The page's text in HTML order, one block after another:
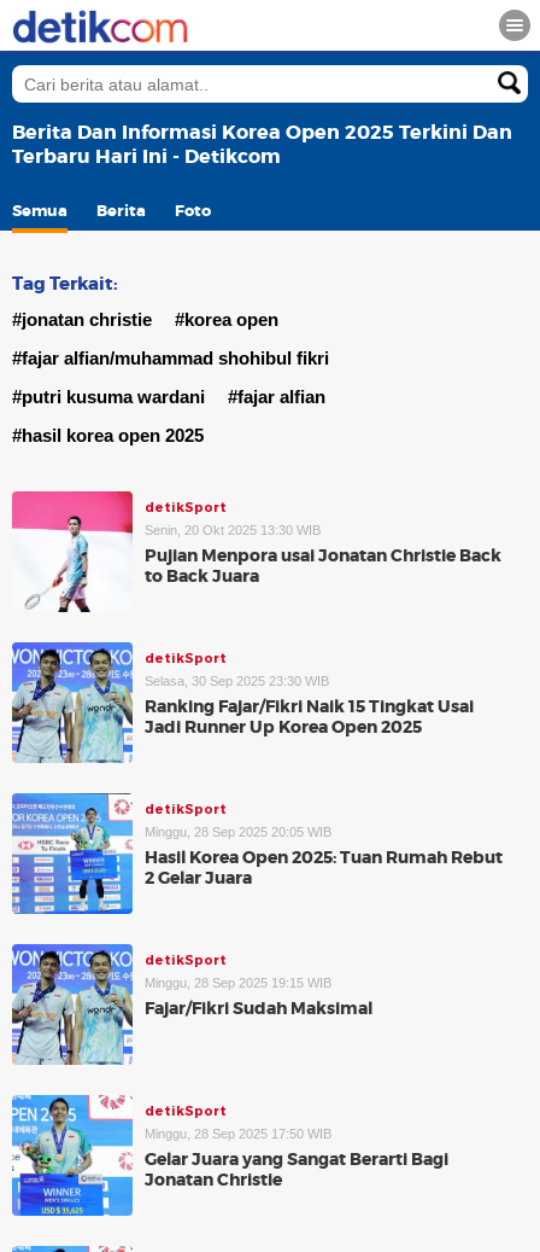
Berita Dan Informasi Korea Open 2025 Terkini Dan
Terbaru Hari Ini - Detikcom
Semua Berita Foto
Tag Terkait:
#jonatan christie
#korea open
#fajar alfian/muhammad shohibul fikri
#putri kusuma wardani
#fajar alfian
#hasil korea open 2025
detikSport
Senin, 20 Okt 2025 13:30 WIB
Pujian Menpora usai Jonatan Christie Back
to Back Juara
detikSport
Selasa, 30 Sep 2025 23:30 WIB
Ranking Fajar/Fikri Naik 15 Tingkat Usai
Jadi Runner Up Korea Open 2025
detikSport
Minggu, 28 Sep 2025 20:05 WIB
Hasil Korea Open 2025: Tuan Rumah Rebut
2 Gelar Juara
detikSport
Minggu, 28 Sep 2025 19:15 WIB
Fajar/Fikri Sudah Maksimal
detikSport
Minggu, 28 Sep 2025 17:50 WIB
Gelar Juara yang Sangat Berarti Bagi
Jonatan Christie